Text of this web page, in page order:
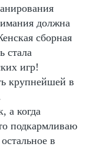
должна
сборная
стала
игр!
крупнейшей в
а когда
подкармливаю
в